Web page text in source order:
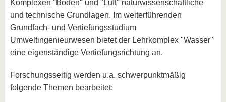
Komplexen "Boden" und "Luft" naturwissenschaftliche
und technische Grundlagen. Im weiterführenden
Grundfach- und Vertiefungsstudium
Umweltingenieurwesen bietet der Lehrkomplex "Wasser"
eine eigenständige Vertiefungsrichtung an.
Forschungsseitig werden u.a. schwerpunktmäßig
folgende Themen bearbeitet: